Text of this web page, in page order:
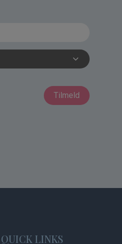
Tilmeld
QUICK LINKS